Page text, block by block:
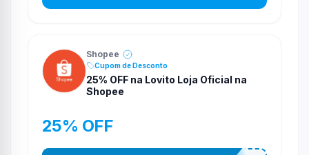
Shopee
Cupom de Desconto
25% OFF na Lovito Loja Oficial na
Shopee
25% OFF